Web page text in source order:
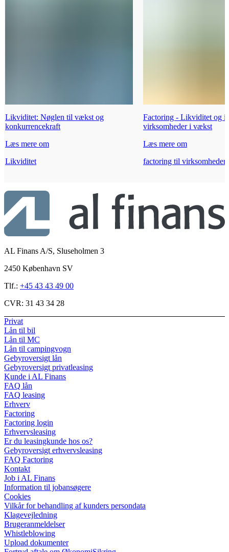
Likviditet: Nøglen til vækst og
konkurrencekraft
Læs mere om
Likviditet
Factoring - Likviditet og
virksomheder i vækst
Læs mere om
factoring til virksomheder
AL Finans A/S, Sluseholmen 3
2450 København SV
Tlf.: +45 43 43 49 00
CVR: 31 43 34 28
Privat
Lån til bil
Lån til MC
Lån til campingvogn
Gebyroversigt lån
Gebyroversigt privatleasing
Kunde i AL Finans
FAQ lån
FAQ leasing
Erhverv
Factoring
Factoring login
Erhvervsleasing
Er du leasingkunde hos os?
Gebyroversigt erhvervsleasing
FAQ Factoring
Kontakt
Job i AL Finans
Information til jobansøgere
Cookies
Vilkår for behandling af kunders persondata
Klagevejledning
Brugeranmeldelser
Whistleblowing
Upload dokumenter